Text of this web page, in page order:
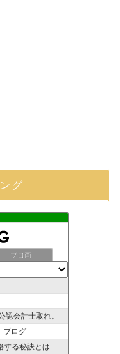
グ
ブロ画
認会計士取れ。」
ブログ
する秘訣とは